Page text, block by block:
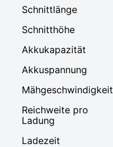
Schnittlänge
Schnitthöhe
Akkukapazität
Akkuspannung
Mähgeschwindigkeit
Reichweite pro
Ladung
Ladezeit